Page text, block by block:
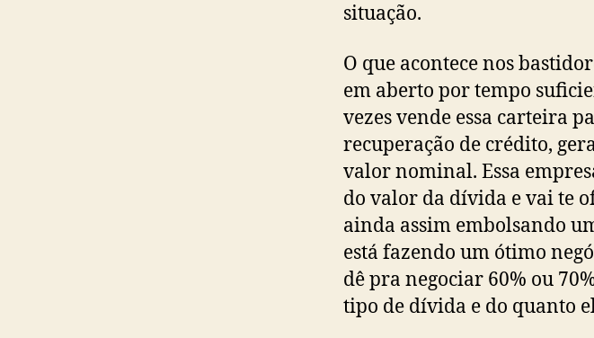
situação.
O que acontece nos
em aberto por tempo
vezes vende essa carteira
recuperação de crédito,
valor nominal. Essa
do valor da dívida e vai te
ainda assim embolsando
está fazendo um ótimo
dê pra negociar 60% ou
tipo de dívida e do quanto